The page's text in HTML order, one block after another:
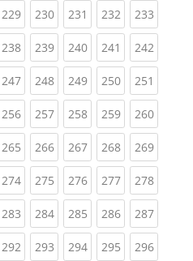
229(current)
230(current)
231 (current)
232(current)
233
238(current)
239(current)
240(current)
241 (current)
242
247(current)
248(current)
249(current)
250(current)
251
256(current)
257(current)
258(current)
259(current)
260
265(current)
266(current)
267(current)
268(current)
269
274(current)
275(current)
276(current)
277(current)
278
283(current)
284(current)
285(current)
286(current)
287
292(current)
293(current)
294(current)
295(current)
296